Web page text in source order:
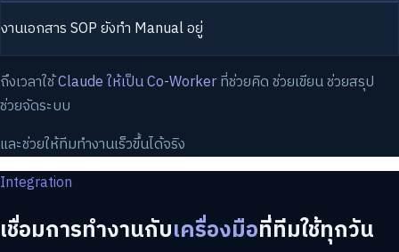
งานเอกสาร SOP ยังทำ Manual อยู่
ถึงเวลาใช้Claude ให้เป็น Co-Workerที่ช่วยคิด ช่วยเขียน ช่วยสรุป
ช่วยจัดระบบ
และช่วยให้ทีมทำงานเร็วขึ้นได้จริง
Integration
เชื่อมการทำงานกับเครื่องมือที่ทีมใช้ทุกวัน